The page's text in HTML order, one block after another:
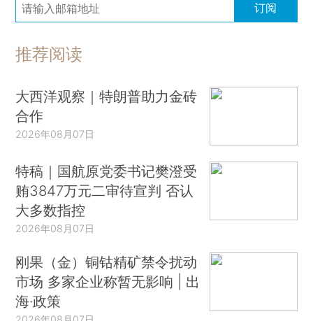
订阅
推荐阅读
大西洋观察｜特朗普助力金砖
合作
2026年08月07日
特稿｜国航原党委书记樊澄受
贿3847万元二审待宣判 否认
大多数指控
2026年08月07日
刚果（金）铜钴精矿禁令扰动
市场 多家企业称暂无影响 | 出
海·政策